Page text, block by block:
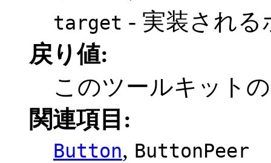
target - 実装される
戻り値:
このツールキット
関連項目:
Button, ButtonPeer